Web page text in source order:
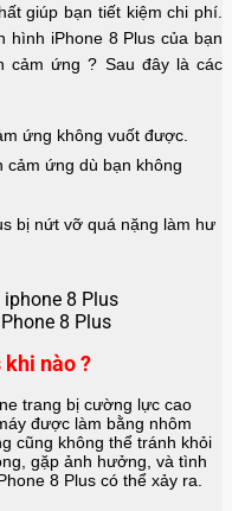
giúp bạn tiết kiệm chi phí.
hình iPhone 8 Plus của bạn
cảm ứng ? Sau đây là các
ứng không vuốt được.
cảm ứng dù bạn không
bị nứt vỡ quá nặng làm hư
8 Plus
nào ?
trang bị cường lực cao
được làm bằng nhôm
cũng không thể tránh khỏi
gặp ảnh hưởng, và tình
8 Plus có thể xảy ra.